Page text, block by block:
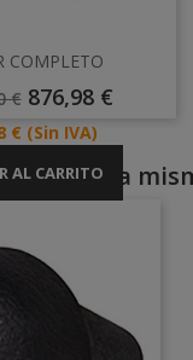
COMPLETO
€ Precio
876,98 €
€ (Sin IVA)
AL CARRITOen la